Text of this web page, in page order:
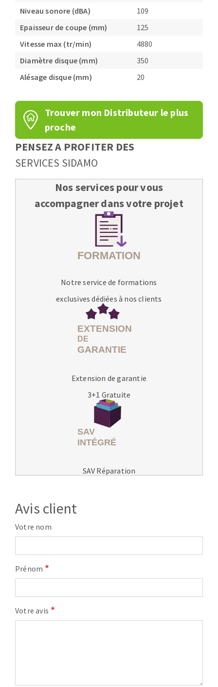
Niveau sonore (dBA)
109
Epaisseur de coupe (mm)
125
Vitesse max (tr/min)
4880
Diamètre disque (mm)
350
Alésage disque (mm)
20
Trouver mon Distributeur le plus
proche
PENSEZ A PROFITER DES
SERVICES SIDAMO
Nos services pour vous
accompagner dans votre projet
Notre service de formations
exclusives dédiées à nos clients
Extension de garantie
3+1 Gratuite
SAV Réparation
Avis client
Votre nom
Prénom
Votre avis